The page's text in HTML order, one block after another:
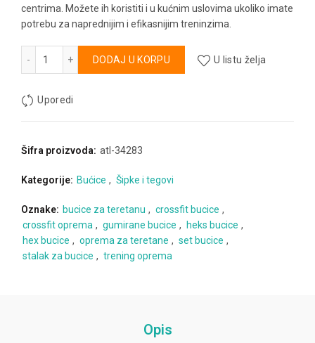
centrima. Možete ih koristiti i u kućnim uslovima ukoliko imate
potrebu za naprednijim i efikasnijim treninzima.
Set hex gumiranih bućica 5 - 30kg količina
DODAJ U KORPU
Alternative:
U listu želja
Uporedi
Šifra proizvoda: atl-34283
Kategorije: Bućice , Šipke i tegovi
Oznake: bucice za teretanu , crossfit bucice ,
crossfit oprema , gumirane bucice , heks bucice ,
hex bucice , oprema za teretane , set bucice ,
stalak za bucice , trening oprema
Opis